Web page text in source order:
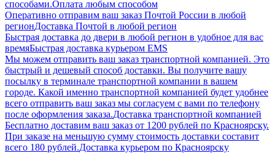
способами.Оплата любым способом
Оперативно отправим ваш заказ Почтой России в любой
регионДоставка Почтой в любой регион
Быстрая доставка до двери в любой регион в удобное для вас
времяБыстрая доставка курьером EMS
Мы можем отправить ваш заказ транспортной компанией. Это
быстрый и дешевый способ доставки. Вы получите вашу
посылку в терминале транспортной компании в вашем
городе. Какой именно транспортной компанией будет удобнее
всего отправить ваш заказ мы согласуем с вами по телефону
после оформления заказа.Доставка транспортной компанией
Бесплатно доставим ваш заказ от 1200 рублей по Красноярску.
При заказе на меньшую сумму стоимость доставки составит
всего 180 рублей.Доставка курьером по Красноярску